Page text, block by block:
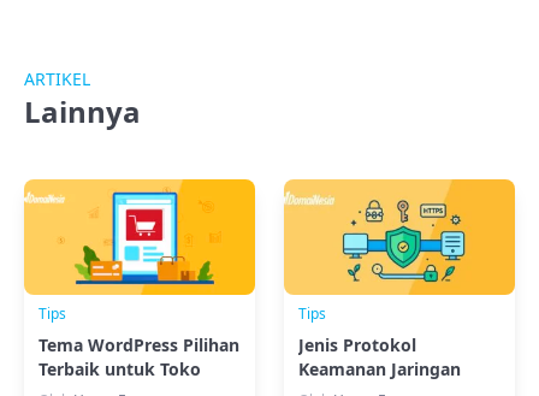
ARTIKEL
Lainnya
Tips
Tema WordPress Pilihan
Terbaik untuk Toko
Tips
Jenis Protokol
Keamanan Jaringan